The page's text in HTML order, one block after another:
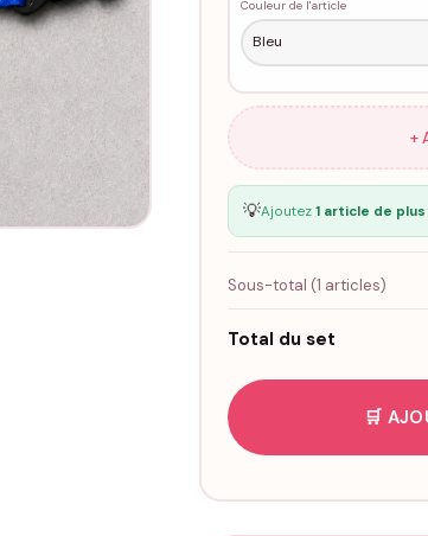
Couleur de l'article
+
💡Ajoutez 1 article de plus
Sous-total (1 articles)
Total du set
🛒